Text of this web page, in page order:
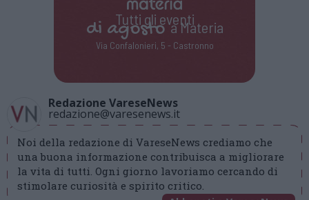
Tutti gli eventi
di agostoa Materia
Via Confalonieri, 5 - Castronno
Redazione VareseNews
redazione@varesenews.it
Noi della redazione di VareseNews crediamo che
una buona informazione contribuisca a migliorare
la vita di tutti. Ogni giorno lavoriamo cercando di
stimolare curiosità e spirito critico.